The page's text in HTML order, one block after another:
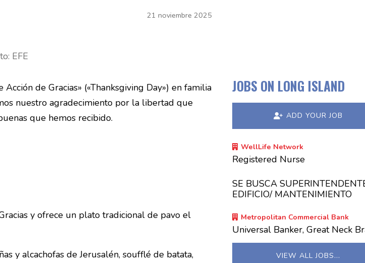
21 noviembre 2025
EFE
de Gracias» («Thanksgiving Day») en familia
nuestro agradecimiento por la libertad que
que hemos recibido.
y ofrece un plato tradicional de pavo el
y alcachofas de Jerusalén, soufflé de batata,
JOBS ON LONG ISLAND
ADD YOUR JOB
WellLife Network
Registered Nurse
SE BUSCA
EDIFICIO/ MANTENIMIENTO
Metropolitan Commercial Bank
Universal Banker, Great Neck
VIEW ALL JOBS…